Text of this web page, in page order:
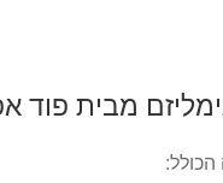
מבית פוד